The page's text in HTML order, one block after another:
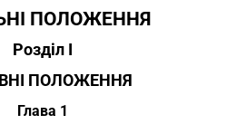
ПОЛОЖЕННЯ
Розділ I
ПОЛОЖЕННЯ
Глава 1